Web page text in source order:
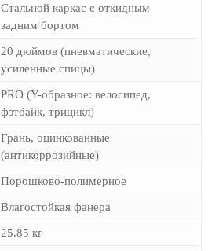
Стальной каркас с откидным
задним бортом
20 дюймов (пневматические,
усиленные спицы)
PRO (Y-образное: велосипед,
фэтбайк, трицикл)
Грань, оцинкованные
(антикоррозийные)
Порошково-полимерное
Влагостойкая фанера
25.85 кг